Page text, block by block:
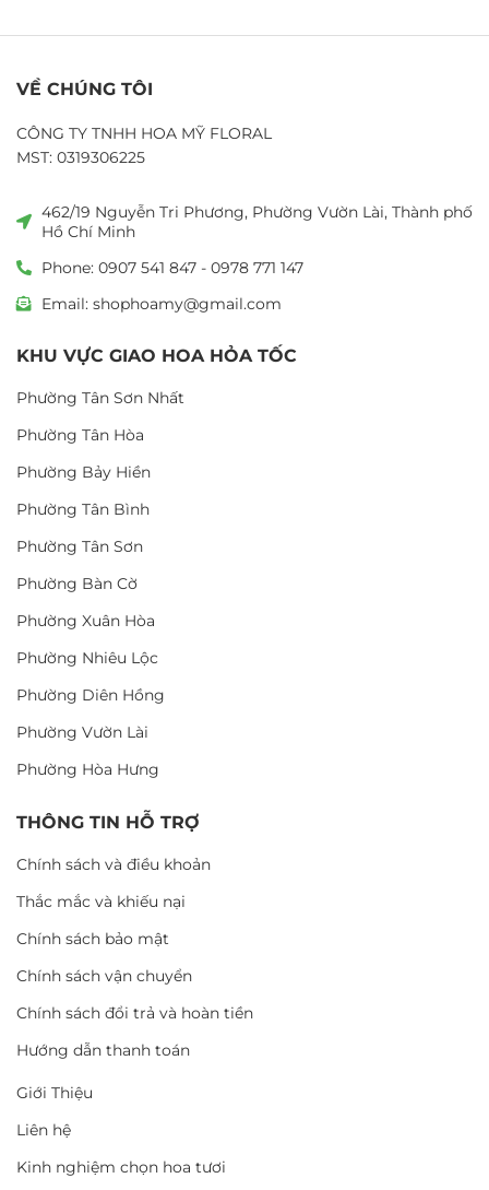
VỀ CHÚNG TÔI
CÔNG TY TNHH HOA MỸ FLORAL
MST: 0319306225
462/19 Nguyễn Tri Phương, Phường Vườn Lài, Thành phố
Hồ Chí Minh
Phone: 0907 541 847 - 0978 771 147
Email: shophoamy@gmail.com
KHU VỰC GIAO HOA HỎA TỐC
Phường Tân Sơn Nhất
Phường Tân Hòa
Phường Bảy Hiền
Phường Tân Bình
Phường Tân Sơn
Phường Bàn Cờ
Phường Xuân Hòa
Phường Nhiêu Lộc
Phường Diên Hồng
Phường Vườn Lài
Phường Hòa Hưng
THÔNG TIN HỖ TRỢ
Chính sách và điều khoản
Thắc mắc và khiếu nại
Chính sách bảo mật
Chính sách vận chuyển
Chính sách đổi trả và hoàn tiền
Hướng dẫn thanh toán
Giới Thiệu
Liên hệ
Kinh nghiệm chọn hoa tươi